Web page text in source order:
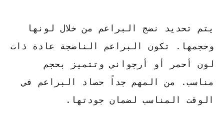
يتم تحديد نضج البراعم من خلال لونها
وحجمها. تكون البراعم الناضجة عادة ذات
لون أحمر أو أرجواني وتتميز بحجم
مناسب. من المهم جداً حصاد البراعم في
الوقت المناسب لضمان جودتها.